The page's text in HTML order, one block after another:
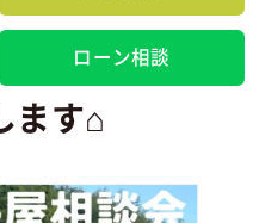
ローン相談
ます⌂